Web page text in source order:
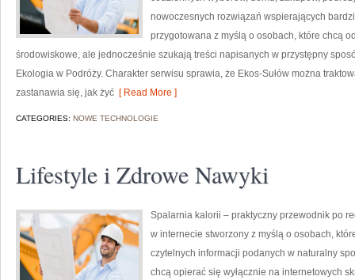
nowoczesnych rozwiązań wspierających
przygotowana z myślą o osobach, które chcą
środowiskowe, ale jednocześnie szukają treści napisanych w przystępny
Ekologia w Podróży. Charakter serwisu sprawia, że Ekos-Sułów można
zastanawia się, jak żyć [ Read More ]
CATEGORIES: NOWE TECHNOLOGIE
Lifestyle i Zdrowe Nawyki
Spalarnia kalorii – praktyczny przewodnik po
w internecie stworzony z myślą o osobach,
czytelnych informacji podanych w naturalny
chcą opierać się wyłącznie na internetowych